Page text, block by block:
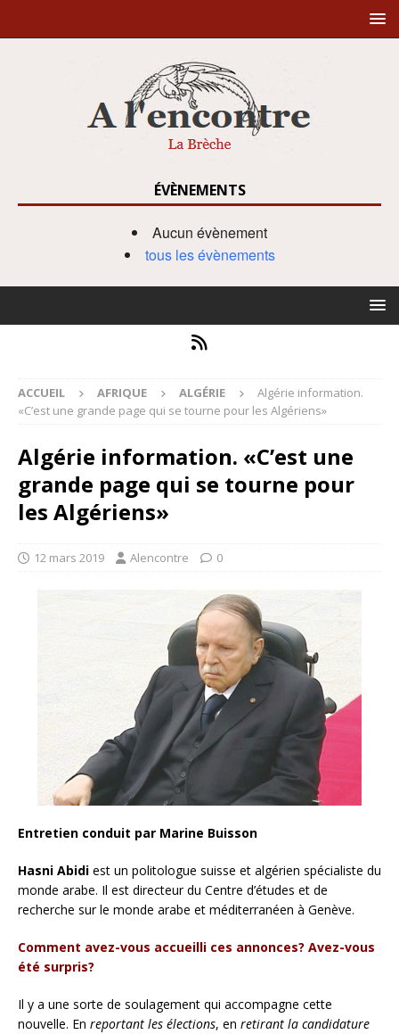
ÉVÈNEMENTS
Aucun évènement
tous les évènements
ACCUEIL AFRIQUE ALGÉRIE
Algérie information.
«C’est une grande page qui se tourne pour les Algériens»
Algérie information. «C’est une
grande page qui se tourne pour
les Algériens»
12 mars 2019 Alencontre 0
Entretien conduit par Marine Buisson
Hasni Abidi est un politologue suisse et algérien spécialiste du
monde arabe. Il est directeur du Centre d’études et de
recherche sur le monde arabe et méditerranéen à Genève.
Comment avez-vous accueilli ces annonces? Avez-vous
été surpris?
Il y a une sorte de soulagement qui accompagne cette
nouvelle. En reportant les élections, en retirant la candidature